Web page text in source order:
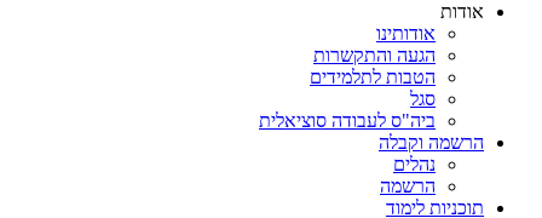
אודות
אודותינו
הגעה והתקשרות
הטבות לתלמידים
סגל
ביה"ס לעבודה סוציאלית
הרשמה וקבלה
נהלים
הרשמה
תוכניות לימוד